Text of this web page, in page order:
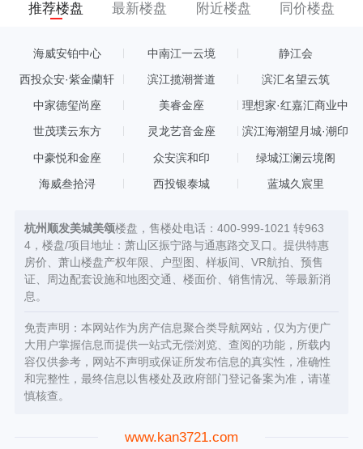
推荐楼盘 最新楼盘 附近楼盘 同价楼盘
海威安铂中心 中南江一云境 静江会
西投众安·紫金蘭轩 滨江揽潮誉道 滨汇名望云筑
中家德玺尚座 美睿金座
理想家·红嘉汇商业中
世茂璞云东方 灵龙艺音金座 滨江海潮望月城·潮印
中豪悦和金座 众安滨和印 绿城江澜云境阁
海威叁拾浔 西投银泰城 蓝城久宸里
杭州顺发美城美颂楼盘，售楼处电话：400-999-1021 转963
4，楼盘/项目地址：萧山区振宁路与通惠路交叉口。提供特惠
房价、萧山楼盘产权年限、户型图、样板间、VR航拍、预售
证、周边配套设施和地图交通、楼面价、销售情况、等最新消
息。
免责声明：本网站作为房产信息聚合类导航网站，仅为方便广
大用户掌握信息而提供一站式无偿浏览、查阅的功能，所载内
容仅供参考，网站不声明或保证所发布信息的真实性，准确性
和完整性，最终信息以售楼处及政府部门登记备案为准，请谨
慎核查。
www.kan3721.com